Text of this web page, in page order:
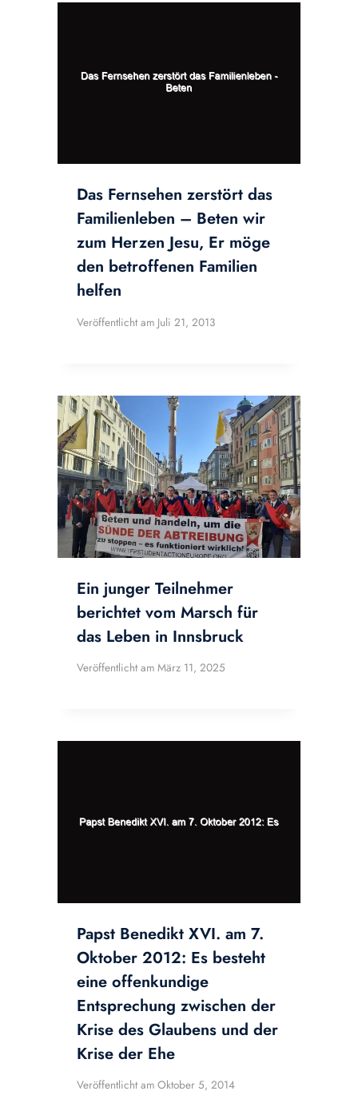
Das Fernsehen zerstört das
Familienleben – Beten wir
zum Herzen Jesu, Er möge
den betroffenen Familien
helfen
Veröffentlicht am Juli 21, 2013
Ein junger Teilnehmer
berichtet vom Marsch für
das Leben in Innsbruck
Veröffentlicht am März 11, 2025
Papst Benedikt XVI. am 7.
Oktober 2012: Es besteht
eine offenkundige
Entsprechung zwischen der
Krise des Glaubens und der
Krise der Ehe
Veröffentlicht am Oktober 5, 2014